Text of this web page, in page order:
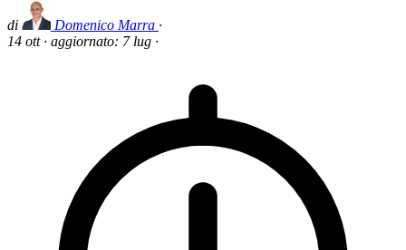
di Domenico Marra ·
14 ott · aggiornato: 7 lug ·